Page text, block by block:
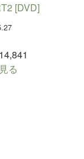
[DVD]
る